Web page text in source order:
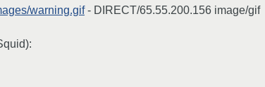
warning.gif- DIRECT/65.55.200.156 image/gif